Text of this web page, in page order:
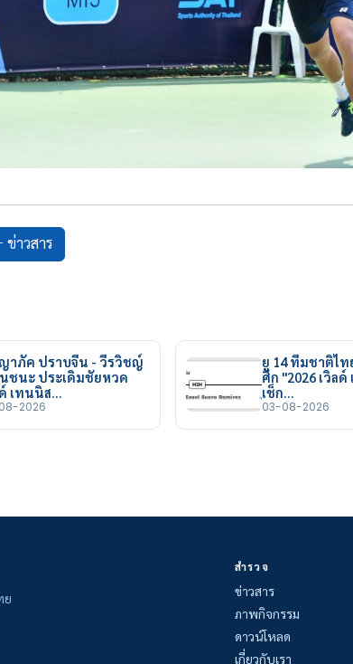
ข่าวสาร
าภัค ปราบจีน - วีรวิชญ์
นชนะ ประเดิมชัยหวด
เทนนิส…
2026
ยู 14 ทีมชาติไ
ศึก "2026 เวิล
เช็ก…
03-08-2026
ย
สำรวจ
ข่าวสาร
ภาพกิจกรรม
ดาวน์โหลด
เกี่ยวกับเรา